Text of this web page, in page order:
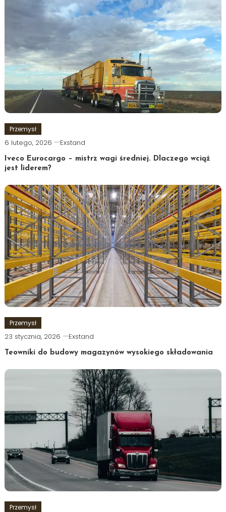
Przemysł
6 lutego, 2026 Exstand
Iveco Eurocargo – mistrz wagi średniej. Dlaczego wciąż
jest liderem?
Przemysł
23 stycznia, 2026 Exstand
Teowniki do budowy magazynów wysokiego składowania
Przemysł